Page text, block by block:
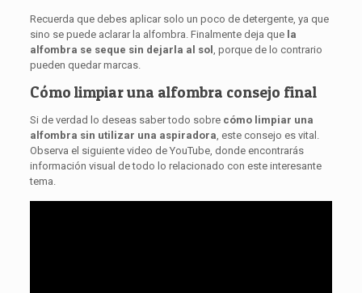
Recuerda que debes aplicar solo un poco de detergente, ya que
sino se puede aclarar la alfombra. Finalmente deja que la
alfombra se seque sin dejarla al sol , porque de lo contrario
pueden quedar marcas.
Cómo limpiar una alfombra consejo final
Si de verdad lo deseas saber todo sobre cómo limpiar una
alfombra sin utilizar una aspiradora, este consejo es vital.
Observa el siguiente video de YouTube, donde encontrarás
información visual de todo lo relacionado con este interesante
tema.